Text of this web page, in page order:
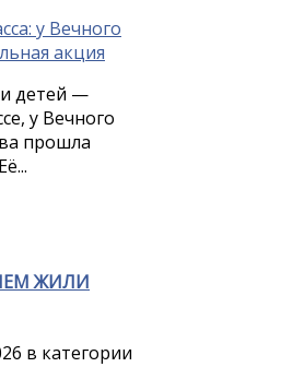
детей —
у Вечного
прошла
ЖИЛИ
в категории